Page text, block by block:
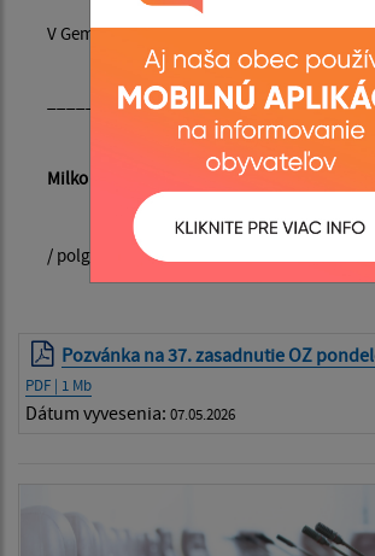
V Gemerskej Hôrke, dňa 7. mája 2026
_____________________
Milko
starosta
/ polgármester
Pozvánka na 37. zasadnutie OZ
PDF | 1 Mb
Dátum vyvesenia: 07.05.2026